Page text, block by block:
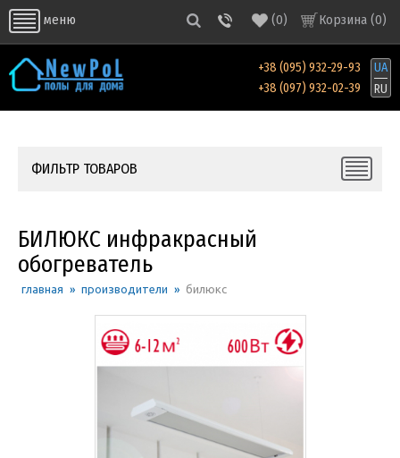
меню Корзина (0)
(0)
+38 (095) 932-29-93
+38 (097) 932-02-39
UA
RU
ФИЛЬТР ТОВАРОВ
БИЛЮКС инфракрасный
обогреватель
главная » производители » билюкс